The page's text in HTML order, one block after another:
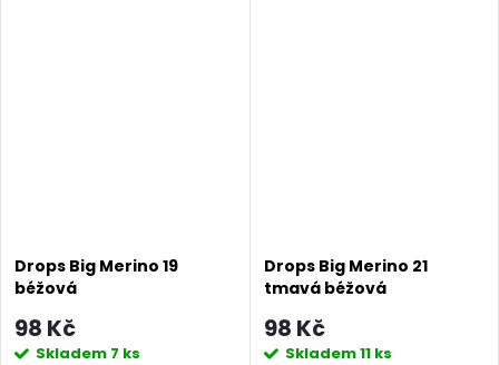
Drops Big Merino 19
béžová
98 Kč
Skladem 7 ks
Drops Big Merino 21
tmavá béžová
98 Kč
Skladem11 ks